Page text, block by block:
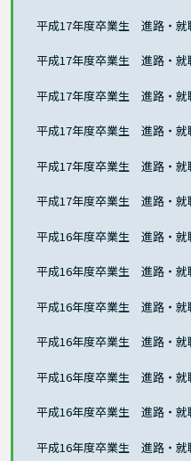
平成17年度卒業生 進路・
平成17年度卒業生 進路・
平成17年度卒業生 進路・
平成17年度卒業生 進路・
平成17年度卒業生 進路・
平成17年度卒業生 進路・
平成16年度卒業生 進路・
平成16年度卒業生 進路・
平成16年度卒業生 進路・
平成16年度卒業生 進路・
平成16年度卒業生 進路・
平成16年度卒業生 進路・
平成16年度卒業生 進路・